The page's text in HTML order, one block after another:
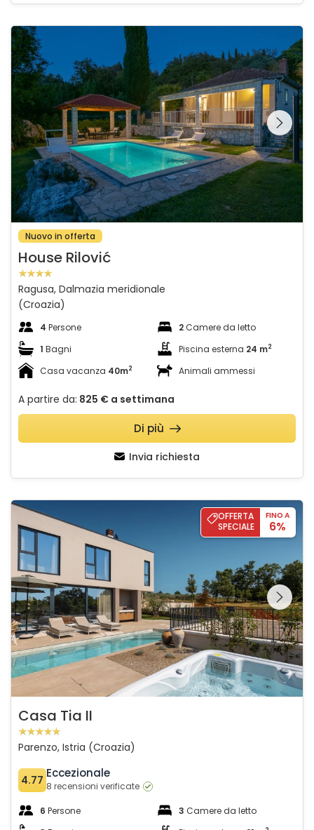
House Rilović
Guardate l'intera
galleria sulla
Nuovo in offerta
House Rilović
Ragusa, Dalmazia meridionale
(Croazia)
4 Persone 2Camere da letto
1 Bagni Piscina esterna 24 m2
Casa vacanza 40m2 Animali ammessi
A partire da: 825 € a settimana
Invia richiesta
Di più
Casa Tia II
OFFERTA
SPECIALE
FINO A
6%
Guardate l'intera
galleria sulla
Casa Tia II
Parenzo, Istria (Croazia)
4.77 Eccezionale
8 recensioni verificate
6 Persone 3 Camere da letto